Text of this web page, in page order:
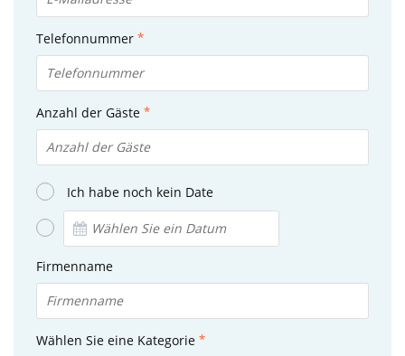
Telefonnummer
Anzahl der Gäste
Ich habe noch kein Date
Firmenname
Wählen Sie eine Kategorie